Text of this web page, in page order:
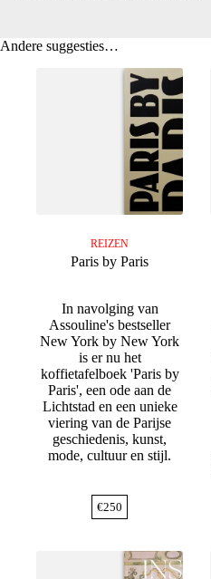
Andere suggesties…
REIZEN
Paris by Paris
In navolging van
Assouline's bestseller
New York by New York
is er nu het
koffietafelboek 'Paris by
Paris', een ode aan de
Lichtstad en een unieke
viering van de Parijse
geschiedenis, kunst,
mode, cultuur en stijl.
€250